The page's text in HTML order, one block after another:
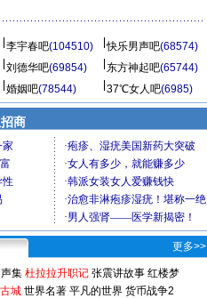
李宇春吧(104510) 快乐男声吧(68574)
刘德华吧(69854) 东方神起吧(65744)
婚姻吧(78544) 37℃女人吧(6985)
商
更多>>
集 杜拉拉升职记 张震讲故事 红楼梦
城 世界名著 平凡的世界 货币战争2